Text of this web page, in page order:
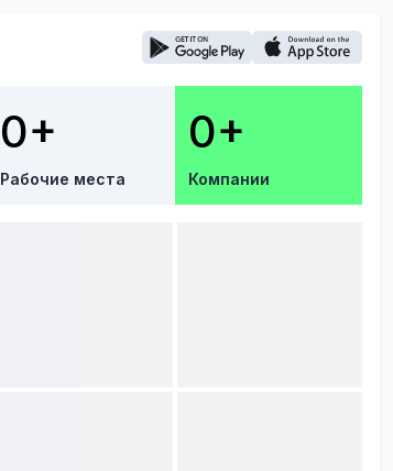
0+
Рабочие места
0+
Компании